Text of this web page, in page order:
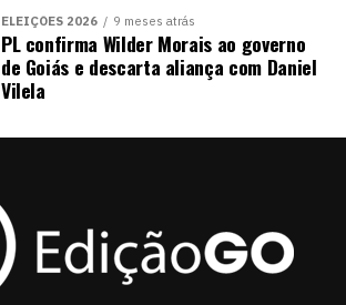
ELEIÇÕES 2026 9 meses atrás
PL confirma Wilder Morais ao governo
de Goiás e descarta aliança com Daniel
Vilela